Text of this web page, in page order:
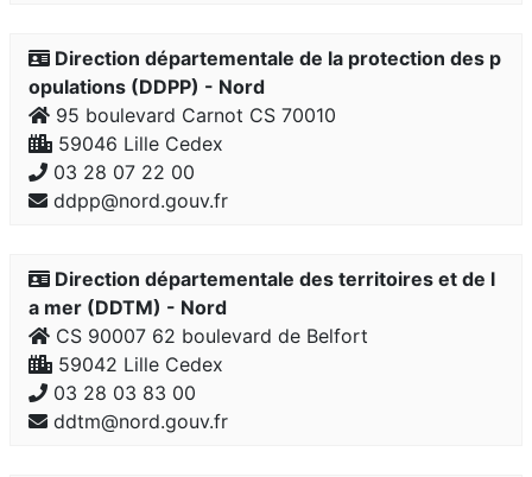
Direction départementale de la protection des p
opulations (DDPP) - Nord
95 boulevard Carnot CS 70010
59046 Lille Cedex
03 28 07 22 00
ddpp@nord.gouv.fr
Direction départementale des territoires et de l
a mer (DDTM) - Nord
CS 90007 62 boulevard de Belfort
59042 Lille Cedex
03 28 03 83 00
ddtm@nord.gouv.fr